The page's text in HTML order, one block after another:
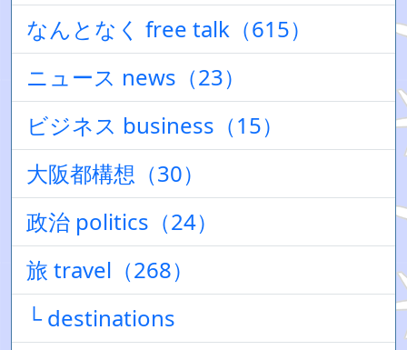
なんとなく free talk（615）
ニュース news（23）
ビジネス business（15）
大阪都構想（30）
政治 politics（24）
旅 travel（268）
└ destinations